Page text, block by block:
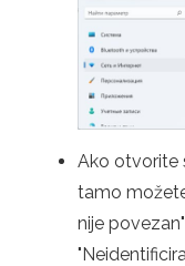
Ako otvorite
tamo
nije